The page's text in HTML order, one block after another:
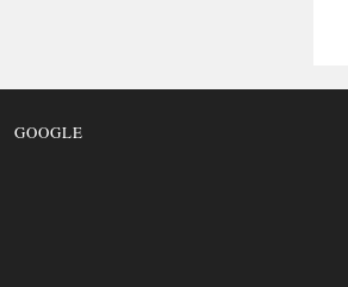
GOOGLE